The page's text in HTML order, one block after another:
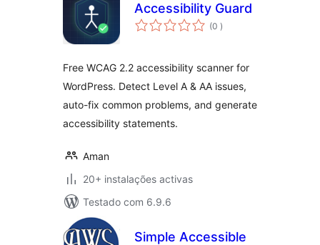
Accessibility Guard
(0 classificações
)
Free WCAG 2.2 accessibility scanner for
WordPress. Detect Level A & AA issues,
auto-fix common problems, and generate
accessibility statements.
Aman
20+ instalações activas
Testado com 6.9.6
Simple Accessible